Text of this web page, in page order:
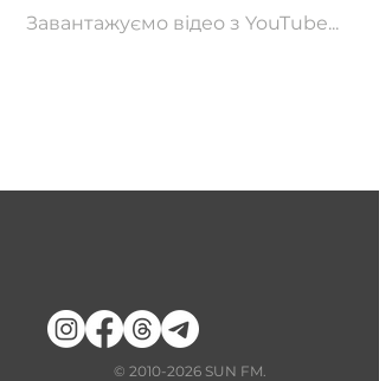
Завантажуємо відео з YouTube...
​© 2010-2026SUN FM.